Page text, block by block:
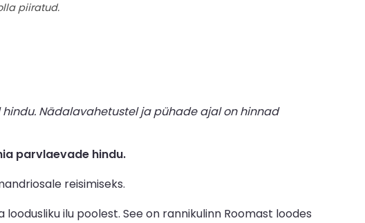
piiratud.
Nädalavahetustel ja pühade ajal on hinnad
parvlaevade hindu.
reisimiseks.
ilu poolest. See on rannikulinn Roomast loodes